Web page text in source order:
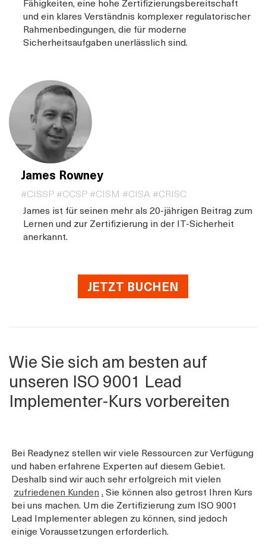
und ein klares Verständnis komplexer regulatorischer
Rahmenbedingungen, die für moderne
Sicherheitsaufgaben unerlässlich sind.
James Rowney
#CISSP #CCSP #CISM #CISA #CRISC
James ist für seinen mehr als 20-jährigen Beitrag zum
Lernen und zur Zertifizierung in der IT-Sicherheit
anerkannt.
JETZT BUCHEN
Wie Sie sich am besten auf
unseren ISO 9001 Lead
Implementer-Kurs vorbereiten
Bei Readynez stellen wir viele Ressourcen zur Verfügung
und haben erfahrene Experten auf diesem Gebiet.
Deshalb sind wir auch sehr erfolgreich mit vielen
zufriedenen Kunden.Sie können also getrost Ihren Kurs
bei uns machen. Um die Zertifizierung zum ISO 9001
Lead Implementer ablegen zu können, sind jedoch
einige Voraussetzungen erforderlich.